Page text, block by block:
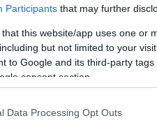
Participants that may further
that this website/app uses one or
but not limited to your
to Google and its third-party
consent section.
Data Processing Opt Outs
expresado su profunda
sin precedentes.